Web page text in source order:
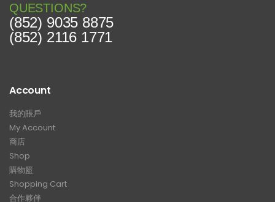
QUESTIONS?
(852) 9035 8875
(852) 2116 1771
Account
我的賬戶
My Account
商店
Shop
購物籃
Shopping Cart
合作夥伴